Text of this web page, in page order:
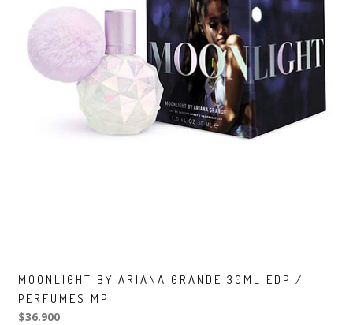
MOONLIGHT BY ARIANA GRANDE 30ML EDP /
PERFUMES MP
$36.900